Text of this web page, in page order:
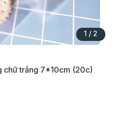
1 / 2
chữ trắng 7*10cm (20c)